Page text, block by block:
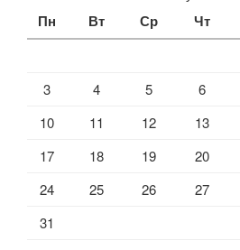
Пн Вт Ср Чт
3
4 5 6
10
11 12 13
17
18 19 20
24
25 26 27
31